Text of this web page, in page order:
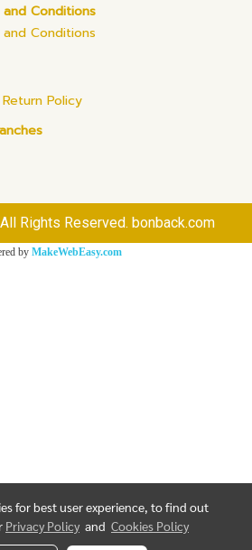
Conditions
Conditions
Policy
Rights Reserved. bonback.com
by MakeWebEasy.com
for best user experience, to find out
Privacy Policy and Cookies Policy